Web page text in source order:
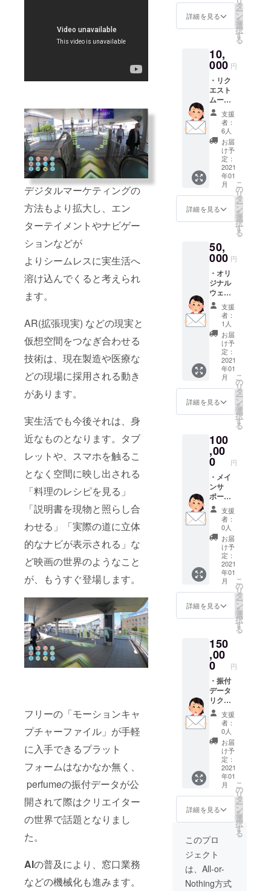
デジタルマーケティングの
方法もより拡大し、エン
ターテイメントやナビゲー
ションなどが
よりシームレスに実生活へ
溶け込んでくると考えられ
ます。
AR(拡張現実) などの現実と
仮想空間をつなぎ合わせる
技術は、現在製造や医療な
どの現場に採用される動き
があります。
実生活でも今後それは、身
近なものとなります。タブ
レットや、スマホを触るこ
となく空間に映し出される
「料理のレシピを見る」
「説明書を現物と照らし合
わせる」「実際の道に立体
的なナビが表示される」な
ど映画の世界のようなこと
が、もうすぐ登場します。
フリーの「モーションキャ
プチャーファイル」が手軽
に入手できるプラット
フォームはなかなか無く、
perfumeの振付データが公
開されて際はクリエイター
の世界で話題となりまし
た。
AIの普及により、窓口業務
などの機械化も進みます。
詳細を見る
タ
ー
ン
を
選
択
す
る
10,
000 円
・リク
エスト
ムーブ
弊社
ダン
サーが
可能な
範囲
で、リ
クエス
トいた
だく動
作、
ムーブ
などを
ます サ
ポー
ターの
皆様か
らメー
ルに
て、
「ご希
望の動
き」
「ご希
望の
ポー
ズ」な
どをお
送りい
ただき
メール
サイ
ト構築
の進捗
状況な
どをご
報告い
たしま
す。
支援
者：
6人
お届
け予
定：
2021
年01
月
詳細を見る
こ
の
リ
タ
ー
ン
を
選
択
す
る
50,
000 円
・オリ
ジナル
ウェア
（Tシャ
ツ＆
パー
カー）
弊社
販売の
ウェア
・リク
エスト
ムーブ
弊社
ダン
範囲
で、リ
クエス
トいた
だく動
作、
ムーブ
などを
ご提供
いたし
ます サ
ポー
ターの
皆様か
らメー
ルに
て、
「ご希
望の動
望の
ポー
ズ」な
どをお
送りい
ただき
ます。
・活
動報告
メール
サイ
ト構築
の進捗
状況な
どをご
報告い
たしま
す。
支援
者：
1人
お届
け予
定：
2021
年01
月
詳細を見る
こ
の
リ
タ
ー
ン
を
選
択
す
る
100
,00
0 円
・メイ
ンサ
ポー
ター
ページ
に表記
・オリ
ジナル
ウェア
（Tシャ
ツ＆
パー
カー）
弊社
販売の
エスト
ムーブ
弊社
ダン
サーが
可能な
範囲
で、リ
クエス
トいた
だく動
作、
ムーブ
などを
ご提供
いたし
ます。
サポー
ターの
らメー
ルに
て、
「ご希
望の動
き」
支援
者：
0人
お届
け予
定：
2021
年01
月
詳細を見る
こ
の
リ
タ
ー
ン
を
選
択
す
る
150
,00
0 円
・振付
データ
リクエ
スト
お好き
な振付
などの
データ
をご提
供しま
す。 サ
ポー
ターの
皆様か
らメー
て、
「ご希
望の振
付」な
どをお
送りい
支援
者：
0人
お届
け予
定：
2021
年01
月
詳細を見る
こ
の
リ
タ
ー
ン
を
選
択
す
る
このプロ
ジェクト
は、All-or-
Nothing方式